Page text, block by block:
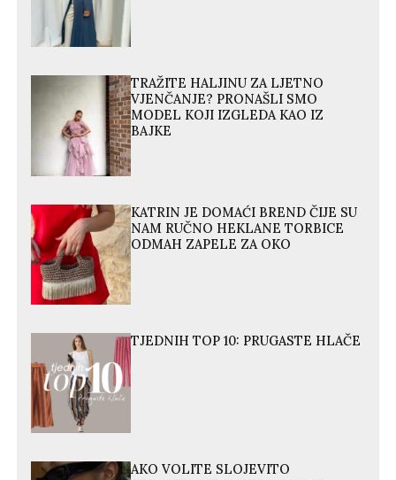
TRAŽITE HALJINU ZA LJETNO
VJENČANJE? PRONAŠLI SMO
MODEL KOJI IZGLEDA KAO IZ
BAJKE
KATRIN JE DOMAĆI BREND ČIJE SU
NAM RUČNO HEKLANE TORBICE
ODMAH ZAPELE ZA OKO
TJEDNIH TOP 10: PRUGASTE HLAČE
AKO VOLITE SLOJEVITO